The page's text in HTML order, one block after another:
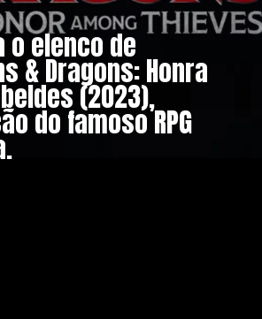
o elenco de
& Dragons: Honra
(2023),
do famoso RPG